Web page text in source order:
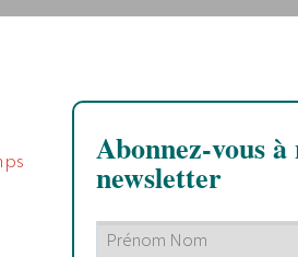
Abonnez-vous
newsletter